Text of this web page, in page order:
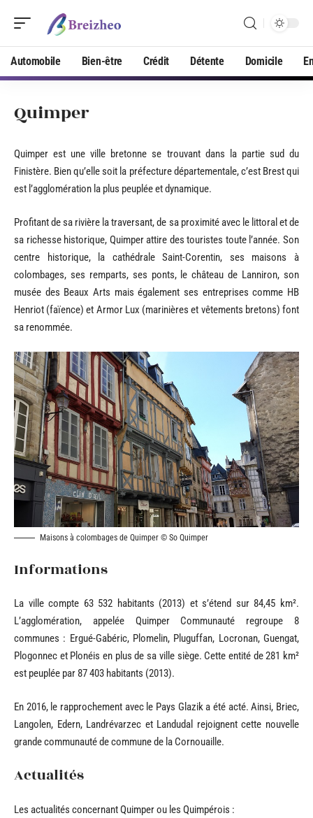
Automobile Bien-être Crédit Détente Domicile
Quimper
Quimper est une ville bretonne se trouvant dans la partie sud du
Finistère. Bien qu’elle soit la préfecture départementale, c’est Brest qui
est l’agglomération la plus peuplée et dynamique.
Profitant de sa rivière la traversant, de sa proximité avec le littoral et de
sa richesse historique, Quimper attire des touristes toute l’année. Son
centre historique, la cathédrale Saint-Corentin, ses maisons à
colombages, ses remparts, ses ponts, le château de Lanniron, son
musée des Beaux Arts mais également ses entreprises comme HB
Henriot (faïence) et Armor Lux (marinières et vêtements bretons) font
sa renommée.
Maisons à colombages de Quimper © So Quimper
Informations
La ville compte 63 532 habitants (2013) et s’étend sur 84,45 km².
L’agglomération, appelée Quimper Communauté regroupe 8
communes : Ergué-Gabéric, Plomelin, Pluguffan, Locronan, Guengat,
Plogonnec et Plonéis en plus de sa ville siège. Cette entité de 281 km²
est peuplée par 87 403 habitants (2013).
En 2016, le rapprochement avec le Pays Glazik a été acté. Ainsi, Briec,
Langolen, Edern, Landrévarzec et Landudal rejoignent cette nouvelle
grande communauté de commune de la Cornouaille.
Actualités
Les actualités concernant Quimper ou les Quimpérois :